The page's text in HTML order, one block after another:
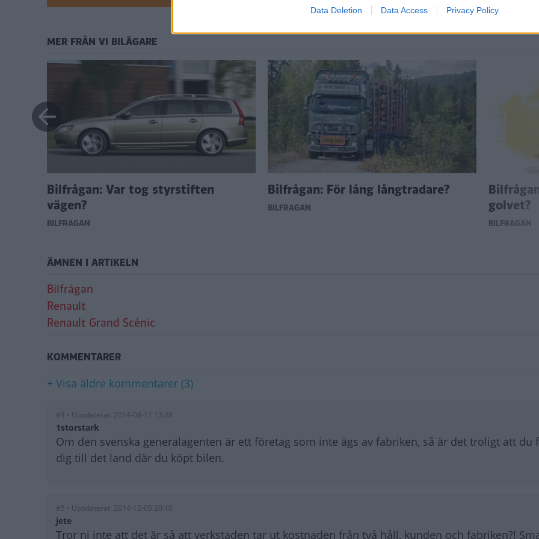
Data Deletion Data Access Privacy Policy
MER FRÅN VI BILÄGARE
Bilfrågan: Var tog styrstiften
vägen?
BILFRÅGAN
Bilfrågan: För lång långtradare?
BILFRÅGAN
golvet?
BILFRÅGAN
ÄMNEN I ARTIKELN
Bilfrågan
Renault
Renault Grand Scénic
KOMMENTARER
+ Visa äldre kommentarer (3)
#4 • Uppdaterat: 2014-08-11 13:28
1storstark
Om den svenska generalagenten är ett företag som inte ägs av fabriken, så är det troligt att du
dig till det land där du köpt bilen.
#5 • Uppdaterat: 2014-12-05 20:10
jete
Tror ni inte att det är så att verkstaden tar ut kostnaden från två håll, kunden och fabriken?!